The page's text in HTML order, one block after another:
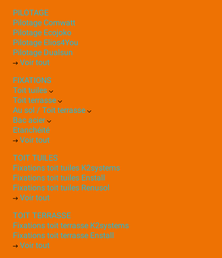
PILOTAGE
Pilotage Comwatt
Pilotage Ecojoko
Pilotage Elios4You
Pilotage Dualsun
Voir tout
FIXATIONS
Toit tuiles
Toit terrasse
Au sol / Toit terrasse
Bac acier
Etanchéité
Voir tout
TOIT TUILES
Fixations toit tuiles K2systems
Fixations toit tuiles Enstall
Fixations toit tuiles Renusol
Voir tout
TOIT TERRASSE
Fixations toit terrasse K2systems
Fixations toit terrasse Enstall
Voir tout